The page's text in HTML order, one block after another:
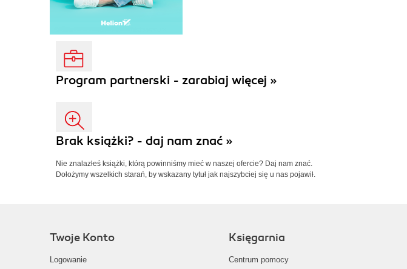
Program partnerski - zarabiaj więcej »
Brak książki? - daj nam znać »
Nie znalazłeś książki, którą powinniśmy mieć w naszej ofercie? Daj nam znać.
Dołożymy wszelkich starań, by wskazany tytuł jak najszybciej się u nas pojawił.
Twoje Konto
Logowanie
Księgarnia
Centrum pomocy